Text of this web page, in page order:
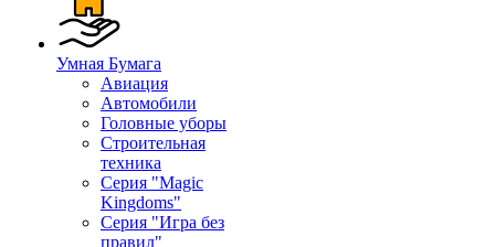
Умная Бумага
Авиация
Автомобили
Головные уборы
Строительная
техника
Серия "Magic
Kingdoms"
Серия "Игра без
правил"